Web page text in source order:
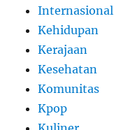
Internasional
Kehidupan
Kerajaan
Kesehatan
Komunitas
Kpop